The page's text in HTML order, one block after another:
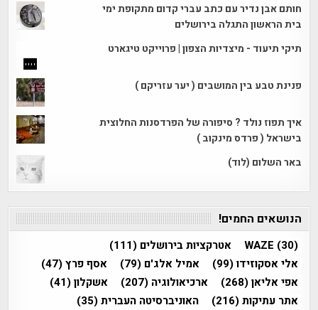
חותם אבן נדיר עם כתב עברי קדום מתקופת ימי
בית הראשון התגלה בירושלים
תיקי תיעוד - מיצדיות הצפון | פרוייקט טיגארט
פנינת טבע בין המושבים ( יער עזריקם )
איך תפוז נולד ? סיפורה של הפרדסנות החלוצית
בישראל ( פרדס מינקוב )
באר השלום (לוד)
הנושאים החמים!
WAZE (30) אטרקציות בירושלים (111)
אלי אסקוזידו(99) אמיל אלג'ם (79) אסף פרץ(47)
אפי אליאן(268) ארכיאולוגיה (207) אשקלון(41)
אתר עתיקות(216) האוניברסיטה העברית(35)